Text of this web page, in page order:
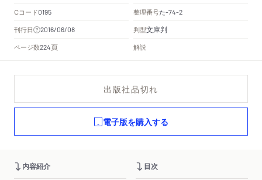
Cコード0195 整理番号た-74-2
刊行日 2016/06/08 判型文庫判
ページ数224頁 解説
出版社品切れ
電子版を購入する
内容紹介 目次